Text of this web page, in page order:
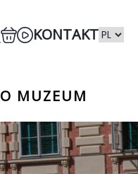
KONTAKT
O MUZEUM